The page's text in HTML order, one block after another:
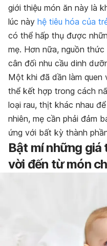
giới thiệu món ăn này là
lúc này hệ tiêu hóa của
có thể hấp thụ được
mẹ. Hơn nữa, nguồn
cân đối nhu cầu dinh
Một khi đã dần làm quen
thể kết hợp trong cách
loại rau, thịt khác nhau
nhiên, mẹ cần phải đảm
ứng với bất kỳ thành
Bật mí những
vời đến từ món